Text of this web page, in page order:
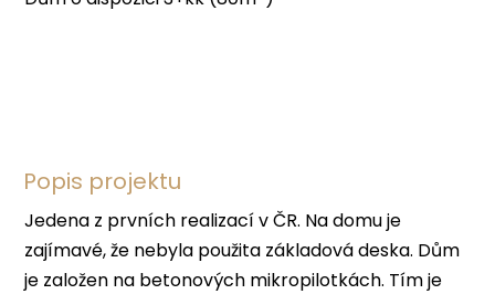
Popis projektu
Jedena z prvních realizací v ČR. Na domu je
zajímavé, že nebyla použita základová deska. Dům
je založen na betonových mikropilotkách. Tím je